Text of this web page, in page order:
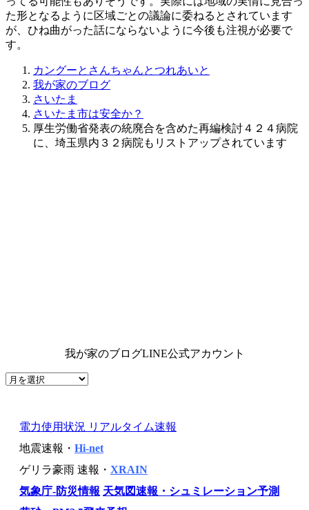
た形となるように区域ごとの議論に委ねるとされています
が、ひね曲がった話にならないように今後も注視が必要で
す。
カングーとさんちゃんとつれあいと
我が家のブログ
さいたま
さいたま市は安全か？
厚生労働省発表の統廃合を含めた再編検討４２４病院
に、埼玉県内３２病院もリストアップされています
我が家のブログLINE公式アカウント
電力使用状況 リアルタイム速報
地震速報・ Hi-net
ゲリラ豪雨 速報・ XRAIN
気象庁-防災情報 天気図速報・シュミレーション予測